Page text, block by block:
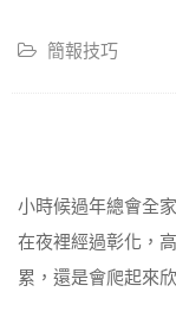
簡報技巧
小時候過年總會全
在夜裡經過彰化，
累，還是會爬起來